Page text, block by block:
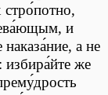
и
а не
избира́йте же